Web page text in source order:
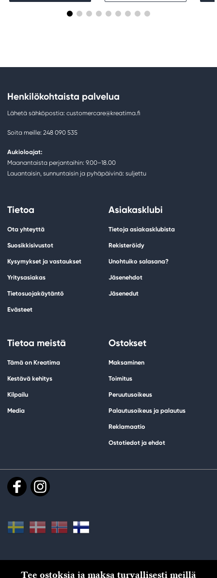
Henkilökohtaista palvelua
Lähetä sähköpostia: customercare@kreatima.fi
Soita meille: 248 090 535
Aukioloajat:
Maanantaista perjantaihin: 9.00–18.00
Lauantaisin, sunnuntaisin ja pyhäpäivinä: suljettu
Tietoa
Ota yhteyttä
Suosikkisivustot
Kysymykset ja vastaukset
Yritysasiakas
Tietosuojakäytäntö
Evästeet
Asiakasklubi
Tietoja asiakasklubista
Rekisteröidy
Unohtuiko salasana?
Jäsenehdot
Jäsenedut
Tietoa meistä
Tämä on Kreatima
Kestävä kehitys
Kilpailu
Media
Ostokset
Maksaminen
Toimitus
Peruutusoikeus
Palautusoikeus ja palautus
Reklamaatio
Ostotiedot ja ehdot
Tee ostoksia ja maksa turvallisesti meillä